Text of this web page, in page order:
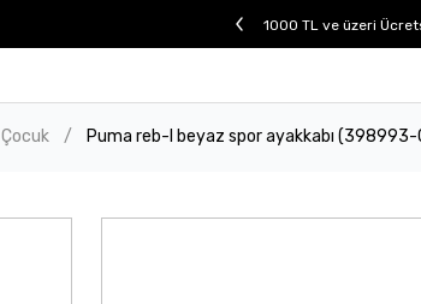
1000 TL ve üzeri
Çocuk / Puma reb-l beyaz spor ayakkabı